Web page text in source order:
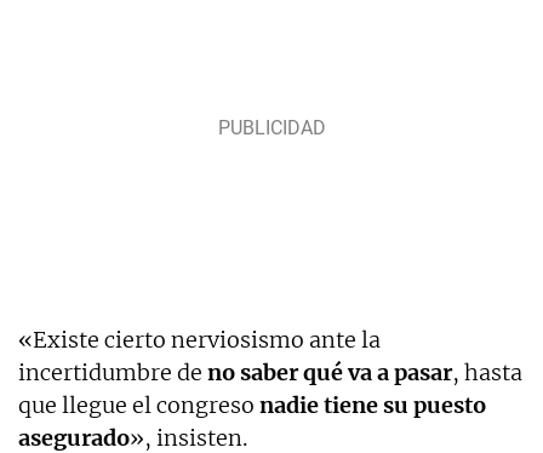
«Existe cierto nerviosismo ante la
incertidumbre de no saber qué va a pasar, hasta
que llegue el congreso nadie tiene su puesto
asegurado», insisten.